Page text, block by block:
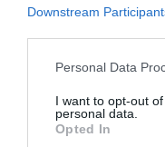
Downstream
Please note that this
not limited to your visit
grant or deny consent
use your data for
Personal Data
I want to opt-out
personal data.
Opted In